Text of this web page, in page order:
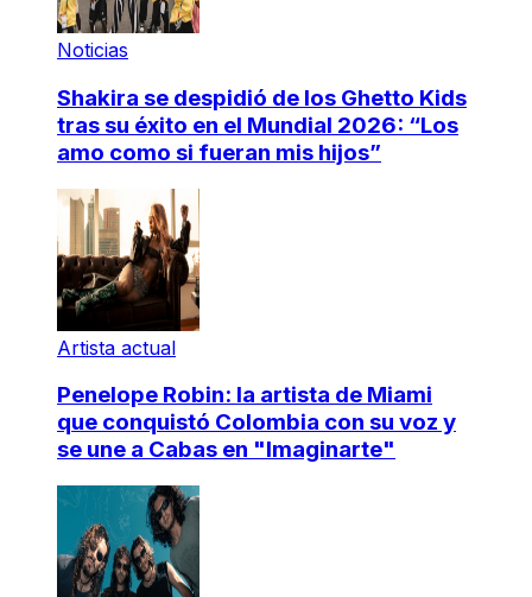
Noticias
Shakira se despidió de los Ghetto Kids
tras su éxito en el Mundial 2026: “Los
amo como si fueran mis hijos”
Artista actual
Penelope Robin: la artista de Miami
que conquistó Colombia con su voz y
se une a Cabas en "Imaginarte"